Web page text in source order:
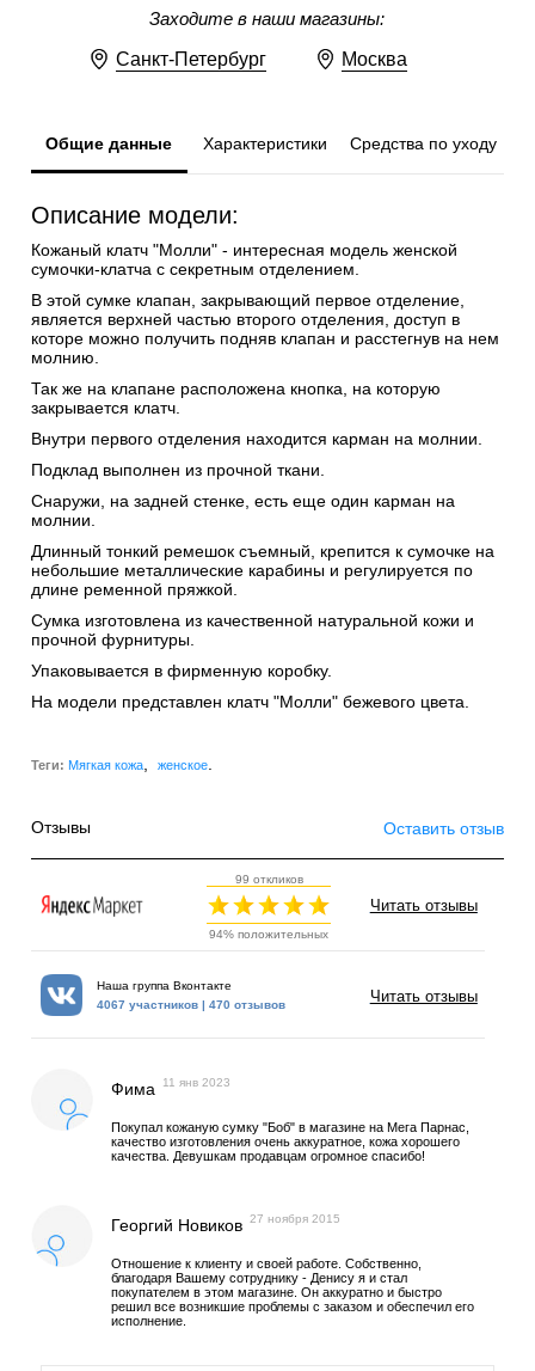
Заходите в наши магазины:
Санкт-Петербург Москва
Общие данные Характеристики Средства по уходу
Описание модели:
Кожаный клатч "Молли" - интересная модель женской
сумочки-клатча с секретным отделением.
В этой сумке клапан, закрывающий первое отделение,
является верхней частью второго отделения, доступ в
которе можно получить подняв клапан и расстегнув на нем
молнию.
Так же на клапане расположена кнопка, на которую
закрывается клатч.
Внутри первого отделения находится карман на молнии.
Подклад выполнен из прочной ткани.
Снаружи, на задней стенке, есть еще один карман на
молнии.
Длинный тонкий ремешок съемный, крепится к сумочке на
небольшие металлические карабины и регулируется по
длине ременной пряжкой.
Сумка изготовлена из качественной натуральной кожи и
прочной фурнитуры.
Упаковывается в фирменную коробку.
На модели представлен клатч "Молли" бежевого цвета.
Теги: Мягкая кожа женское.
Отзывы Оставить отзыв
99 откликов
94% положительных
Читать отзывы
Наша группа Вконтакте
4067 участников | 470 отзывов
Читать отзывы
Фима 11 янв 2023
Покупал кожаную сумку "Боб" в магазине на Мега Парнас,
качество изготовления очень аккуратное, кожа хорошего
качества. Девушкам продавцам огромное спасибо!
Георгий Новиков 27 ноября 2015
Отношение к клиенту и своей работе. Собственно,
благодаря Вашему сотруднику - Денису я и стал
покупателем в этом магазине. Он аккуратно и быстро
решил все возникшие проблемы с заказом и обеспечил его
исполнение.